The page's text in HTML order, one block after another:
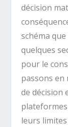
décision
schéma
quelques
pour le
passons
de décision
leurs